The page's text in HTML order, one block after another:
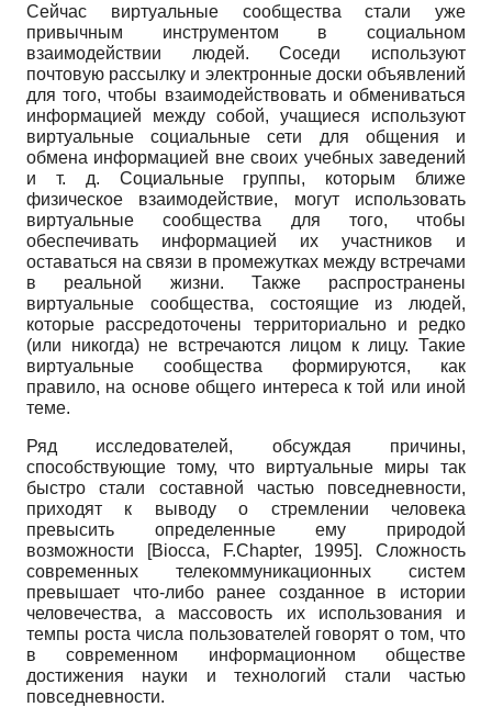
Сейчас виртуальные сообщества стали уже
привычным инструментом в социаль­ном
взаимодействии людей. Соседи используют
почтовую рассылку и электронные до­ски объявлений
для того, чтобы взаимодействовать и обмениваться
информацией между собой, учащиеся используют
виртуальные социальные сети для общения и
обмена ин­формацией вне своих учебных заведений
и т. д. Социальные группы, которым ближе
физическое взаимодействие, могут использовать
виртуальные сообщества для того, чтобы
обеспечивать информацией их участников и
оставаться на связи в промежутках между встречами
в реальной жизни. Также распространены
виртуальные сообщества, состоящие из людей,
которые рассредоточены территориально и редко
(или никогда) не встречаются лицом к лицу. Такие
виртуальные сообщества формируются, как
правило, на основе общего интереса к той или иной
теме.
Ряд исследователей, обсуждая причины,
способствующие тому, что виртуальные миры так
быстро стали составной частью повседневности,
приходят к выводу о стремле­нии человека
превысить определенные ему природой
возможности
[Biocca, F.Chapter, 1995]. Сложность
совре­менных телекоммуникационных систем
превышает что-либо ранее созданное в истории
человечества, а массовость их использования и
темпы роста числа пользователей говорят о том, что
в современном информационном обществе
достижения науки и технологий стали частью
повседневности.